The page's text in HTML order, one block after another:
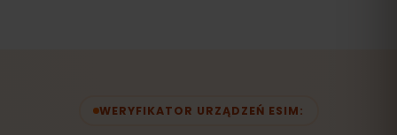
WERYFIKATOR URZĄDZEŃ ESIM: